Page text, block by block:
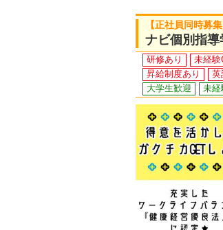
【正社員同時募
ナビ個別指
研修あり 未経験
昇給制度あり
英
大学生歓迎
未経